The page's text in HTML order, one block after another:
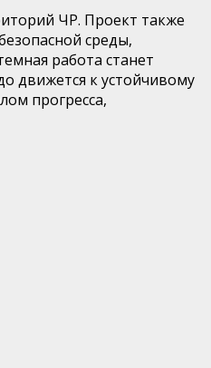
ЧР. Проект также
среды,
работа станет
движется к устойчивому
прогресса,